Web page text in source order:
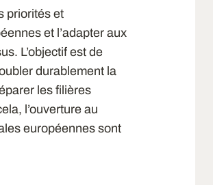
priorités et
et l’adapter aux
L’objectif est de
durablement la
les filières
l’ouverture au
européennes sont